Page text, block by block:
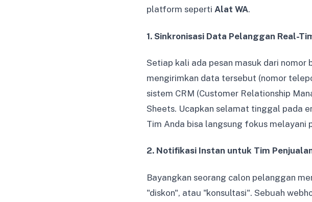
platform seperti Alat WA.
1. Sinkronisasi Data Pelanggan Real-
Setiap kali ada pesan masuk dari nomor
mengirimkan data tersebut (nomor
sistem CRM (Customer Relationship
Sheets. Ucapkan selamat tinggal pada
Tim Anda bisa langsung fokus
2. Notifikasi Instan untuk Tim
Bayangkan seorang calon pelanggan
"diskon", atau "konsultasi". Sebuah